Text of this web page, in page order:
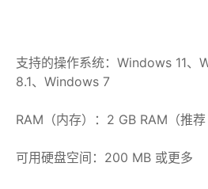
支持的操作系统：Windows 11
8.1、Windows 7
RAM（内存）：2 GB RAM（推荐
可用硬盘空间：200 MB 或更多